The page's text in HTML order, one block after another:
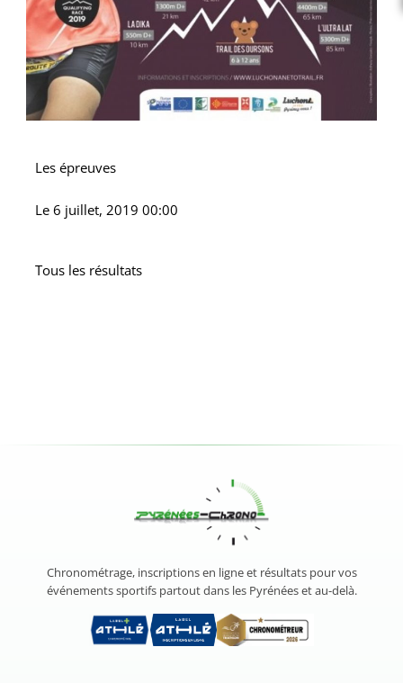
Les épreuves
Le6 juillet, 2019 00:00
Tous les résultats
Chronométrage, inscriptions en ligne et résultats pour vos
événements sportifs partout dans les Pyrénées et au-delà.